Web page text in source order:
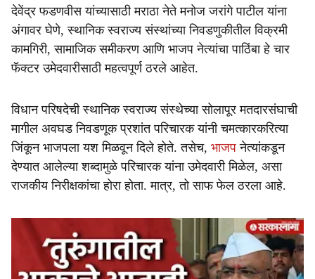
देवेंद्र फडणवीस यांच्यासाठी मराठा नेते मनोज जरांगे पाटील यांना
अंगावर घेणे, स्थानिक स्वराज्य संस्थांच्या निवडणुकीतील विक्रमी
कामगिरी, सामाजिक समीकरण आणि भाजप नेत्यांचा पाठिंबा हे चार
फॅक्टर उमेदवारीसाठी महत्वपूर्ण ठरले आहेत.
विधान परिषदेची स्थानिक स्वराज्य संस्थेच्या सोलापूर मतदारसंघाची
मागील अवघड निवडणूक प्रशांत परिचारक यांनी चमत्कारकरित्या
जिंकून भाजपला यश मिळवून दिले होते. तसेच, भाजप नेत्यांकडून
देण्यात आलेल्या शब्दामुळे परिचारक यांना उमेदवारी मिळेल, असा
राजकीय निरीक्षकांचा होरा होता. मात्र, तो साफ फेल ठरला आहे.